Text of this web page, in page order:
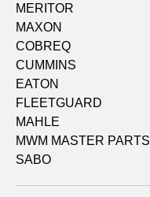
MERITOR
MAXON
COBREQ
CUMMINS
EATON
FLEETGUARD
MAHLE
MWM MASTER PARTS
SABO